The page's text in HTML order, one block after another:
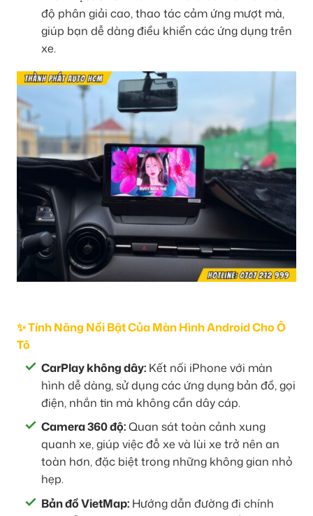
độ phân giải cao, thao tác cảm ứng mượt mà,
giúp bạn dễ dàng điều khiển các ứng dụng trên
xe.
✨ Tính Năng Nổi Bật Của Màn Hình Android Cho Ô
Tô
CarPlay không dây: Kết nối iPhone với màn
hình dễ dàng, sử dụng các ứng dụng bản đồ, gọi
điện, nhắn tin mà không cần dây cáp.
Camera 360 độ:Quan sát toàn cảnh xung
quanh xe, giúp việc đỗ xe và lùi xe trở nên an
toàn hơn, đặc biệt trong những không gian nhỏ
hẹp.
Bản đồ VietMap: Hướng dẫn đường đi chính